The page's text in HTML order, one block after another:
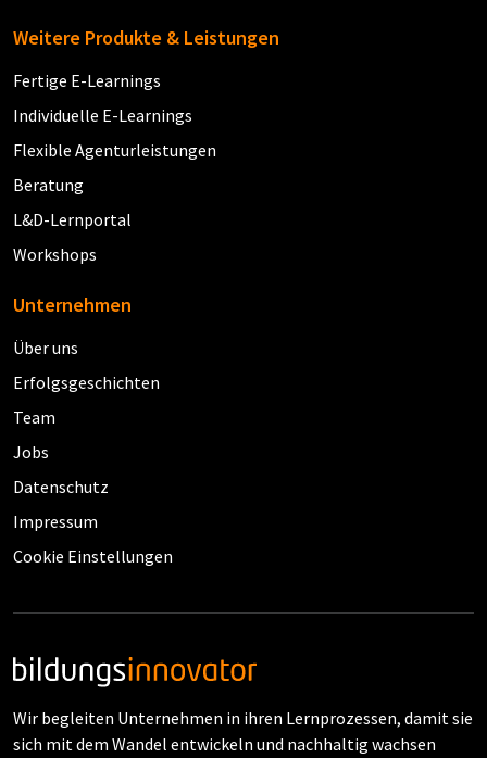
Weitere Produkte & Leistungen
Fertige E-Learnings
Individuelle E-Learnings
Flexible Agenturleistungen
Beratung
L&D-Lernportal
Workshops
Unternehmen
Über uns
Erfolgsgeschichten
Team
Jobs
Datenschutz
Impressum
Cookie Einstellungen
Wir begleiten Unternehmen in ihren Lernprozessen, damit sie
sich mit dem Wandel entwickeln und nachhaltig wachsen